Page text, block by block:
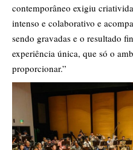
contemporâneo exigiu
intenso e colaborativo e
sendo gravadas e o resultado
experiência única, que só o
proporcionar.”